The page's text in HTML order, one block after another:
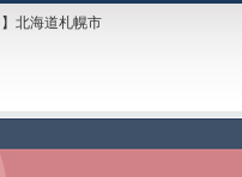
北海道札幌市